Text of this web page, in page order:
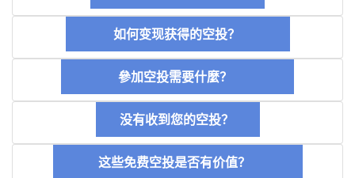
如何变现获得的空投？
參加空投需要什麼？
没有收到您的空投？
这些免费空投是否有价值？